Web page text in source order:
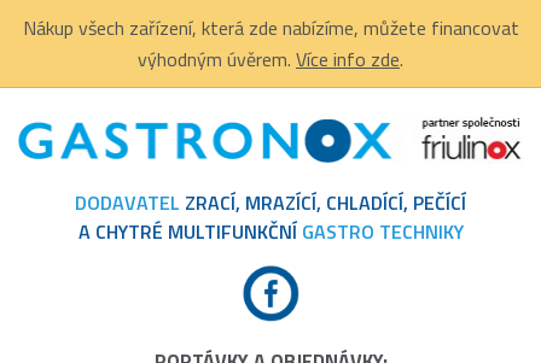
Nákup všech zařízení, která zde nabízíme, můžete financovat
výhodným úvěrem. Více info zde.
DODAVATEL ZRACÍ, MRAZÍCÍ, CHLADÍCÍ, PEČÍCÍ
A CHYTRÉ MULTIFUNKČNÍ GASTRO TECHNIKY